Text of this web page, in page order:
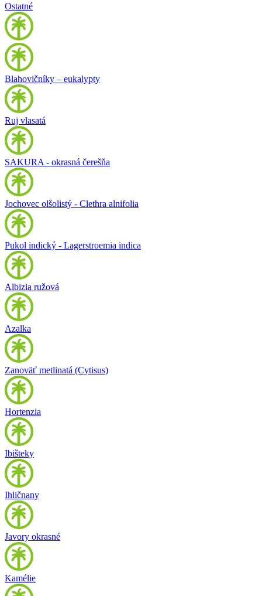
Ostatné
Blahovičníky – eukalypty
Ruj vlasatá
SAKURA - okrasná čerešňa
Jochovec olšolistý - Clethra alnifolia
Pukol indický - Lagerstroemia indica
Albizia ružová
Azalka
Zanoväť metlinatá (Cytisus)
Hortenzia
Ibišteky
Ihličnany
Javory okrasné
Kamélie